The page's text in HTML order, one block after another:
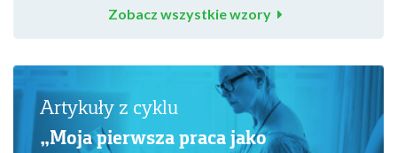
Zobacz wszystkie wzory
Artykuły z cyklu
„Moja pierwsza praca jako